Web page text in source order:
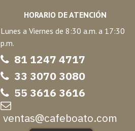
HORARIO DE ATENCIÓN
Lunes a Viernes de 8:30 a.m. a 17:30
p.m.
81 1247 4717
33 3070 3080
55 3616 3616
ventas@cafeboato.com